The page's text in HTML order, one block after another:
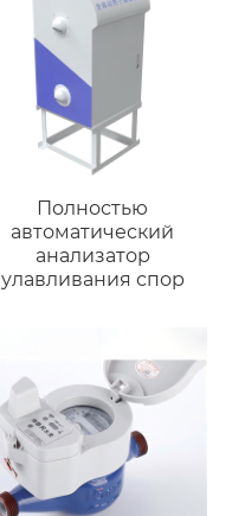
Полностью
автоматический
анализатор
улавливания спор